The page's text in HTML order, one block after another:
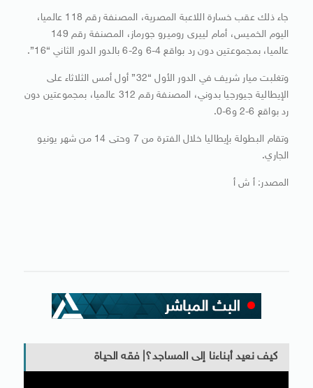
جاء ذلك عقب خسارة اللاعبة المصرية، المصنفة رقم 118 عالميا،
اليوم الخميس، أمام لييرى روميرو جورماز، المصنفة رقم 149
عالميا، بمجموعتين دون رد بواقع 4-6 و2-6 بالدور الدور الثاني “16”.
وتغلبت ميار شريف في الدور الأول “32” أول أمس الثلاثاء على
الإيطالية جيورجيا بدوني، المصنفة رقم 312 عالميا، بمجموعتين دون
رد بواقع 6-2 و6-0.
وتقام البطولة بإيطاليا خلال الفترة من 7 وحتى 14 من شهر يونيو
الجاري.
المصدر: أ ش أ
كيف نعيد أبناءنا إلى المساجد؟| فقه الحياة